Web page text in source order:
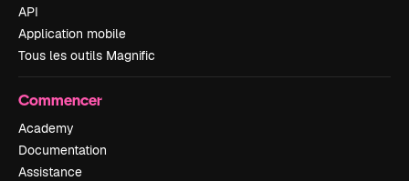
API
Application mobile
Tous les outils Magnific
Commencer
Academy
Documentation
Assistance